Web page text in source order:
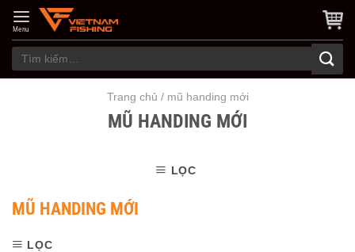
content
Menu
Tìm
kiếm:
Trang chủ / mũ handing mới
MŨ HANDING MỚI
LỌC
MŨ HANDING MỚI
LỌC